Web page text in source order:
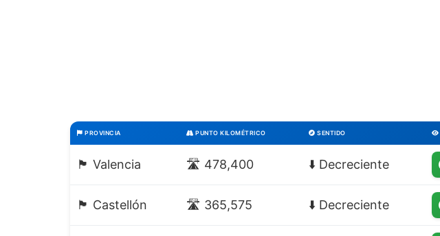
PROVINCIA PUNTO KILOMÉTRICO SENTIDO
🏴 Valencia 🛣️ 478,400 ⬇️ Decreciente
🏴 Castellón 🛣️ 365,575 ⬇️ Decreciente